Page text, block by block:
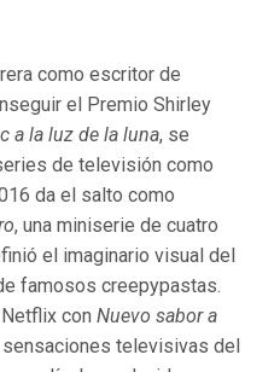
como escritor de
el Premio Shirley
a la luz de la luna, se
de televisión como
da el salto como
, una miniserie de cuatro
el imaginario visual del
famosos creepypastas.
con Nuevo sabor a
televisivas del